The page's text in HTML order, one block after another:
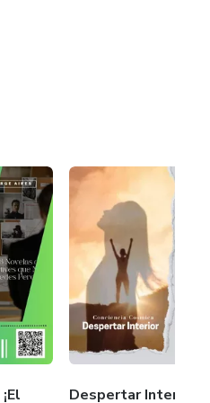
en áreas
Despertar Interior | O